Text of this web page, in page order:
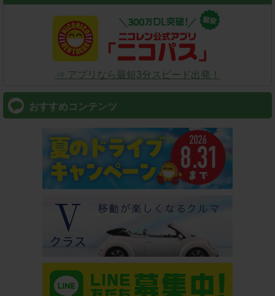
⇒ アプリなら最短3分スピード出発！
おすすめコンテンツ